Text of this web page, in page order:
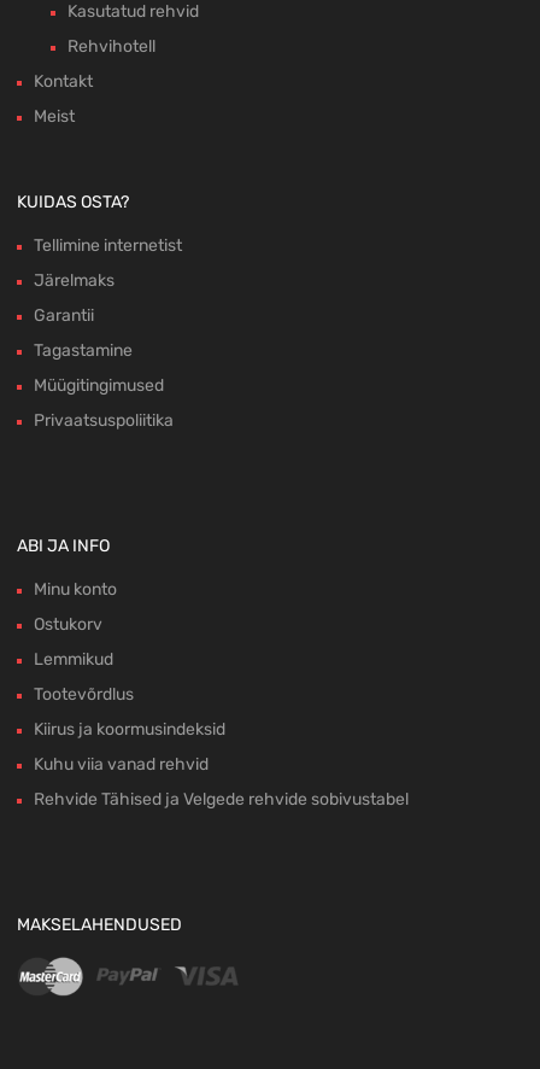
Kasutatud rehvid
Rehvihotell
Kontakt
Meist
KUIDAS OSTA?
Tellimine internetist
Järelmaks
Garantii
Tagastamine
Müügitingimused
Privaatsuspoliitika
ABI JA INFO
Minu konto
Ostukorv
Lemmikud
Tootevõrdlus
Kiirus ja koormusindeksid
Kuhu viia vanad rehvid
Rehvide Tähised ja Velgede rehvide sobivustabel
MAKSELAHENDUSED